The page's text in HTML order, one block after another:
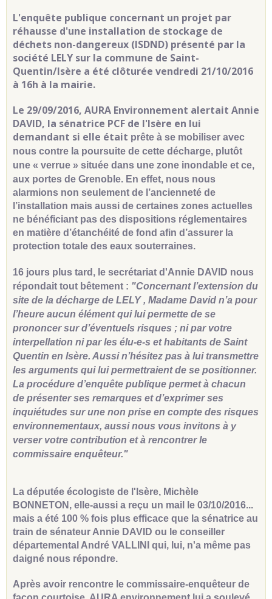
L'enquête publique concernant un projet par
réhausse d'une installation de stockage de
déchets non-dangereux (ISDND) présenté par la
société LELY sur la commune de Saint-
Quentin/Isère a été clôturée vendredi 21/10/2016
à 16h à la mairie.
Le 29/09/2016, AURA Environnement alertait Annie
DAVID, la sénatrice PCF de l'Isère en lui
demandant si elle était prête à se mobiliser avec
nous contre la poursuite de cette décharge, plutôt
une « verrue » située dans une zone inondable et ce,
aux portes de Grenoble. En effet, nous nous
alarmions non seulement de l’ancienneté de
l’installation mais aussi de certaines zones actuelles
ne bénéficiant pas des dispositions réglementaires
en matière d’étanchéité de fond afin d’assurer la
protection totale des eaux souterraines.
16 jours plus tard, le secrétariat d'Annie DAVID nous
répondait tout bêtement : "Concernant l’extension du
site de la décharge de LELY , Madame David n’a pour
l’heure aucun élément qui lui permette de se
prononcer sur d’éventuels risques ; ni par votre
interpellation ni par les élu-e-s et habitants de Saint
Quentin en Isère. Aussi n’hésitez pas à lui transmettre
les arguments qui lui permettraient de se positionner.
La procédure d’enquête publique permet à chacun
de présenter ses remarques et d’exprimer ses
inquiétudes sur une non prise en compte des risques
environnementaux, aussi nous vous invitons à y
verser votre contribution et à rencontrer le
commissaire enquêteur."
La députée écologiste de l'Isère, Michèle
BONNETON, elle-aussi a reçu un mail le 03/10/2016...
mais a été 100 % fois plus efficace que la sénatrice au
train de sénateur Annie DAVID ou le conseiller
départemental André VALLINI qui, lui, n'a même pas
daigné nous répondre.
Après avoir rencontre le commissaire-enquêteur de